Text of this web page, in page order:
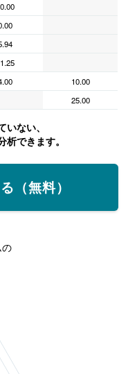
10.00
25.00
ない、
できます。
（無料）